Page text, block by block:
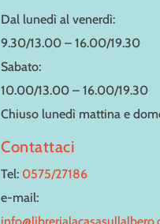
Dal lunedì al venerdì:
9.30/13.00 – 16.00/19.30
Sabato:
10.00/13.00 – 16.00/19.30
Chiuso lunedì mattina e
Contattaci
Tel: 0575/27186
e-mail: